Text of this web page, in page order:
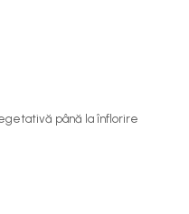
până la înflorire